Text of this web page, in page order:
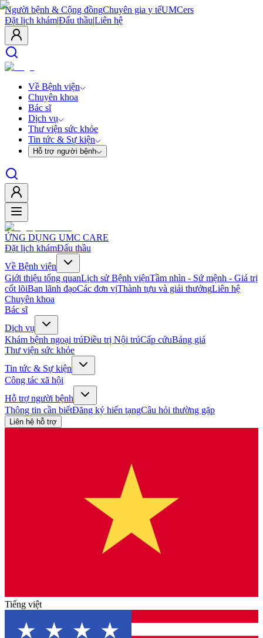
Người bệnh & Cộng đồngChuyên gia y tếUMCers
Đặt lịch khám|Đấu thầu|Liên hệ
Về Bệnh viện
Chuyên khoa
Bác sĩ
Dịch vụ
Thư viện sức khỏe
Tin tức & Sự kiện
Hỗ trợ người bệnh
ỨNG DỤNG UMC CARE
Đặt lịch khámĐấu thầu
Về Bệnh viện
Giới thiệu tổng quanLịch sử Bệnh việnTầm nhìn - Sứ mệnh - Giá trị
cốt lõiBan lãnh đạoCác đơn vịThành tựu và giải thưởngLiên hệ
Chuyên khoa
Bác sĩ
Dịch vụ
Khám bệnh ngoại trúĐiều trị Nội trúCấp cứuBảng giá
Thư viện sức khỏe
Tin tức & Sự kiện
Công tác xã hội
Hỗ trợ người bệnh
Thông tin cần biếtĐăng ký hiến tạngCâu hỏi thường gặp
Liên hệ hỗ trợ
Tiếng việt